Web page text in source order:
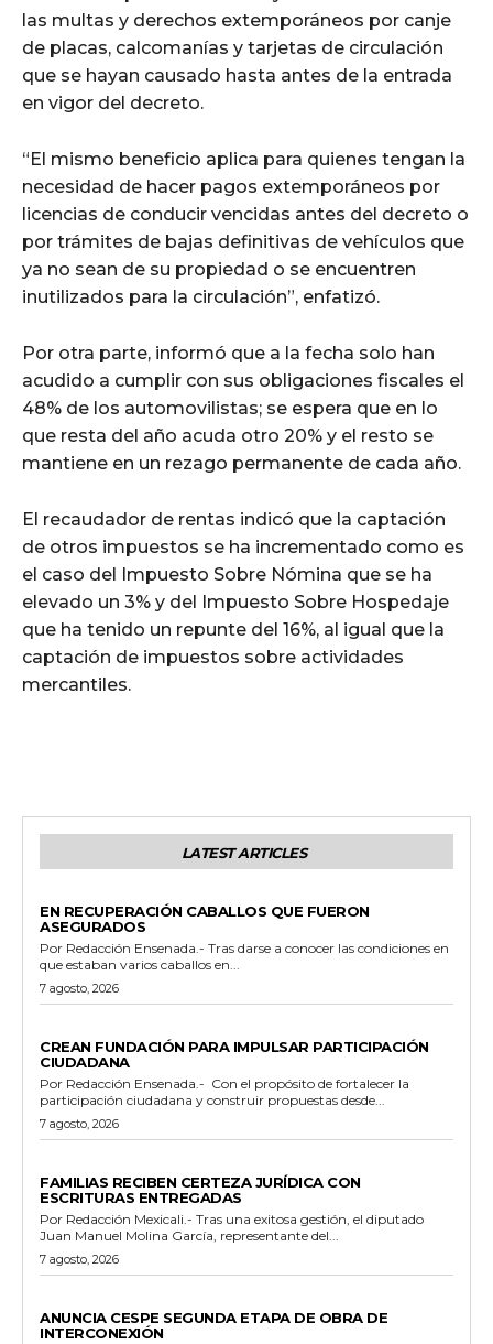
las multas y derechos extemporáneos por canje
de placas, calcomanías y tarjetas de circulación
que se hayan causado hasta antes de la entrada
en vigor del decreto.
“El mismo beneficio aplica para quienes tengan la
necesidad de hacer pagos extemporáneos por
licencias de conducir vencidas antes del decreto o
por trámites de bajas definitivas de vehículos que
ya no sean de su propiedad o se encuentren
inutilizados para la circulación”, enfatizó.
Por otra parte, informó que a la fecha solo han
acudido a cumplir con sus obligaciones fiscales el
48% de los automovilistas; se espera que en lo
que resta del año acuda otro 20% y el resto se
mantiene en un rezago permanente de cada año.
El recaudador de rentas indicó que la captación
de otros impuestos se ha incrementado como es
el caso del Impuesto Sobre Nómina que se ha
elevado un 3% y del Impuesto Sobre Hospedaje
que ha tenido un repunte del 16%, al igual que la
captación de impuestos sobre actividades
mercantiles.
LATEST ARTICLES
EN RECUPERACIÓN CABALLOS QUE FUERON
ASEGURADOS
Por Redacción Ensenada.- Tras darse a conocer las condiciones en
que estaban varios caballos en...
7 agosto, 2026
CREAN FUNDACIÓN PARA IMPULSAR PARTICIPACIÓN
CIUDADANA
Por Redacción Ensenada.- Con el propósito de fortalecer la
participación ciudadana y construir propuestas desde...
7 agosto, 2026
FAMILIAS RECIBEN CERTEZA JURÍDICA CON
ESCRITURAS ENTREGADAS
Por Redacción Mexicali.- Tras una exitosa gestión, el diputado
Juan Manuel Molina García, representante del...
7 agosto, 2026
ANUNCIA CESPE SEGUNDA ETAPA DE OBRA DE
INTERCONEXIÓN